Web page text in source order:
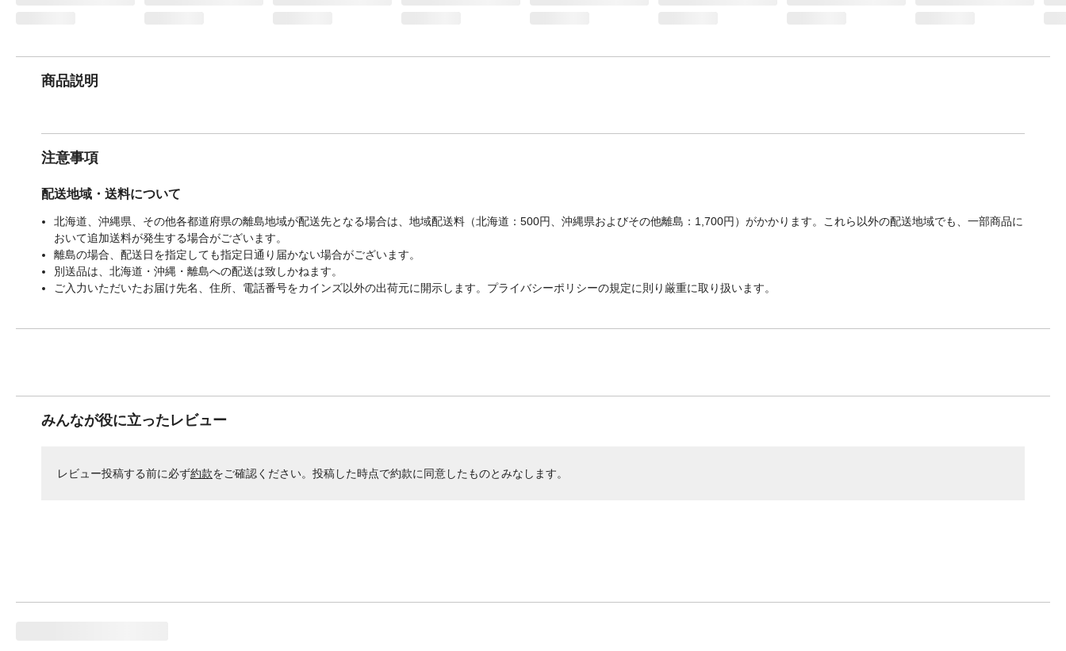
商品説明
注意事項
配送地域・送料について
北海道、沖縄県、その他各都道府県の離島地域が配送先となる場合は、地域配送料（北海道：500円、沖縄県およびその他離島：1,700円）がかかります。これら以外の配送地域でも、一部商品に
おいて追加送料が発生する場合がございます。
離島の場合、配送日を指定しても指定日通り届かない場合がございます。
別送品は、北海道・沖縄・離島への配送は致しかねます。
ご入力いただいたお届け先名、住所、電話番号をカインズ以外の出荷元に開示します。プライバシーポリシーの規定に則り厳重に取り扱います。
みんなが役に立ったレビュー
レビュー投稿する前に必ず約款をご確認ください。投稿した時点で約款に同意したものとみなします。